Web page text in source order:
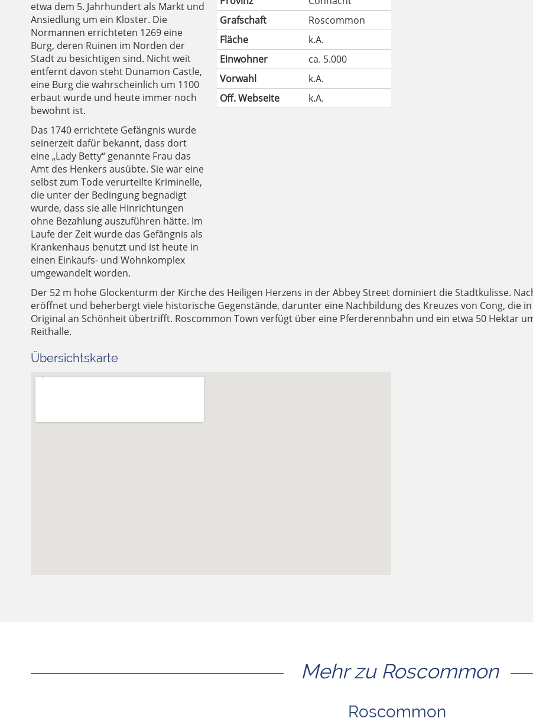
etwa dem 5. Jahrhundert als Markt und
Ansiedlung um ein Kloster. Die
Normannen errichteten 1269 eine
Burg, deren Ruinen im Norden der
Stadt zu besichtigen sind. Nicht weit
entfernt davon steht Dunamon Castle,
eine Burg die wahrscheinlich um 1100
erbaut wurde und heute immer noch
bewohnt ist.
Das 1740 errichtete Gefängnis wurde
seinerzeit dafür bekannt, dass dort
eine „Lady Betty“ genannte Frau das
Amt des Henkers ausübte. Sie war eine
selbst zum Tode verurteilte Kriminelle,
die unter der Bedingung begnadigt
wurde, dass sie alle Hinrichtungen
ohne Bezahlung auszuführen hätte. Im
Laufe der Zeit wurde das Gefängnis als
Krankenhaus benutzt und ist heute in
einen Einkaufs- und Wohnkomplex
umgewandelt worden.
Grafschaft
Roscommon
Fläche
k.A.
Einwohner
ca. 5.000
Vorwahl
k.A.
Off. Webseite
k.A.
Der 52 m hohe Glockenturm der Kirche des Heiligen Herzens in der Abbey Street dominiert die Stadtkulisse.
eröffnet und beherbergt viele historische Gegenstände, darunter eine Nachbildung des Kreuzes von Cong, die
Original an Schönheit übertrifft. Roscommon Town verfügt über eine Pferderennbahn und ein etwa 50 Hektar
Reithalle.
Übersichtskarte
Mehr zu Roscommon
Roscommon